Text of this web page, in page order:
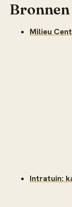
Bronnen
Milieu
Intratuin: